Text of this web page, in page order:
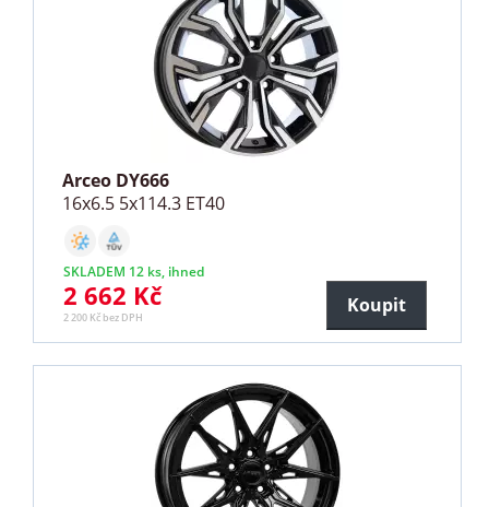
Arceo DY666
16x6.5 5x114.3 ET40
SKLADEM 12 ks, ihned
2 662 Kč
2 200 Kč bez DPH
Koupit